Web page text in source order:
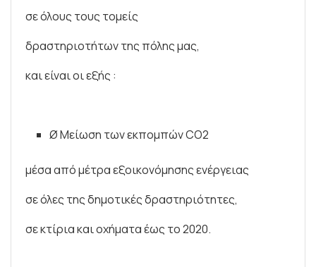
σε όλους τους τομείς
δραστηριοτήτων της πόλης μας,
και είναι οι εξής :
Ø Μείωση των εκπομπών CO2
μέσα από μέτρα εξοικονόμησης ενέργειας
σε όλες της δημοτικές δραστηριότητες,
σε κτίρια και οχήματα έως το 2020.